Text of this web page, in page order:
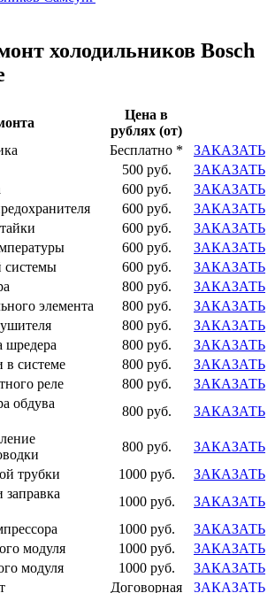
холодильников Bosch
Цена в
рублях (от)
Бесплатно *
ЗАКАЗАТЬ
500 руб.
ЗАКАЗАТЬ
600 руб.
ЗАКАЗАТЬ
600 руб.
ЗАКАЗАТЬ
600 руб.
ЗАКАЗАТЬ
600 руб.
ЗАКАЗАТЬ
системы
600 руб.
ЗАКАЗАТЬ
800 руб.
ЗАКАЗАТЬ
элемента
800 руб.
ЗАКАЗАТЬ
800 руб.
ЗАКАЗАТЬ
шредера
800 руб.
ЗАКАЗАТЬ
в системе
800 руб.
ЗАКАЗАТЬ
реле
800 руб.
ЗАКАЗАТЬ
обдува
800 руб.
ЗАКАЗАТЬ
800 руб.
ЗАКАЗАТЬ
трубки
1000 руб.
ЗАКАЗАТЬ
1000 руб.
ЗАКАЗАТЬ
1000 руб.
ЗАКАЗАТЬ
модуля
1000 руб.
ЗАКАЗАТЬ
модуля
1000 руб.
ЗАКАЗАТЬ
Договорная ЗАКАЗАТЬ